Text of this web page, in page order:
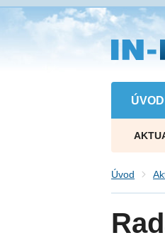
Přejít
na
hlavní
obsah
ÚVOD
Úvod